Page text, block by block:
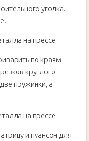
уголка.
по краям
круглого
пружинки, а
и пуансон для